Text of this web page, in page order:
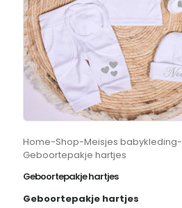
Home-Shop-Meisjes babykleding-
Geboortepakje hartjes
Geboortepakje hartjes
Geboortepakje hartjes